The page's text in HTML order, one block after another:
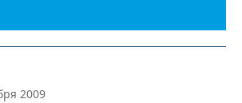
2009